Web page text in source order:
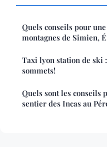
Quels conseils pour
montagnes de Simien,
Taxi lyon station de ski
sommets!
Quels sont les conseils
sentier des Incas au